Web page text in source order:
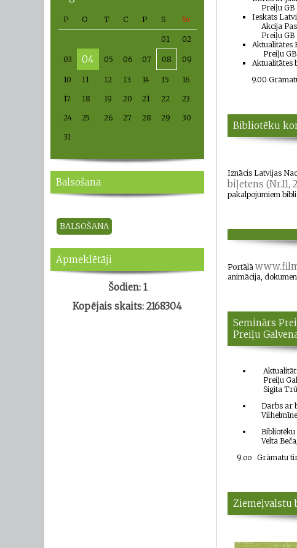
P O T C P S Sv
01 02
03 04 05 06 07 08 09
10 11 12 13 14 15 16
17 18 19 20 21 22 23
24 25 26 27 28 29 30
31
Balsošana
Apmeklētāji
Šodien: 1
Kopējais skaits: 2168304
Preiļu
Ieskats
Akcija
Preiļu
Aktualitātes
Preiļu
Aktualitātes
9.00
Bibliotēku
Iznācis Latvijas
biļetens (Nr.11,
pakalpojumiem
Portālā
animācija,
Seminārs
Preiļu
Preiļu
Sigita
Darbs ar
Velta
9.oo Grāmatu
Ziemeļvalstu